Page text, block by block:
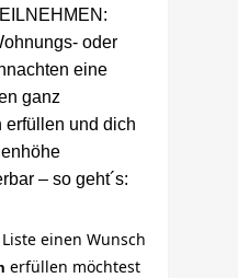
oder
eine
ganz
erfüllen und dich
– so geht´s:
einen Wunsch
erfüllen möchtest